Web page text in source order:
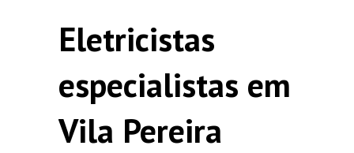
Eletricistas
especialistas em
Vila Pereira